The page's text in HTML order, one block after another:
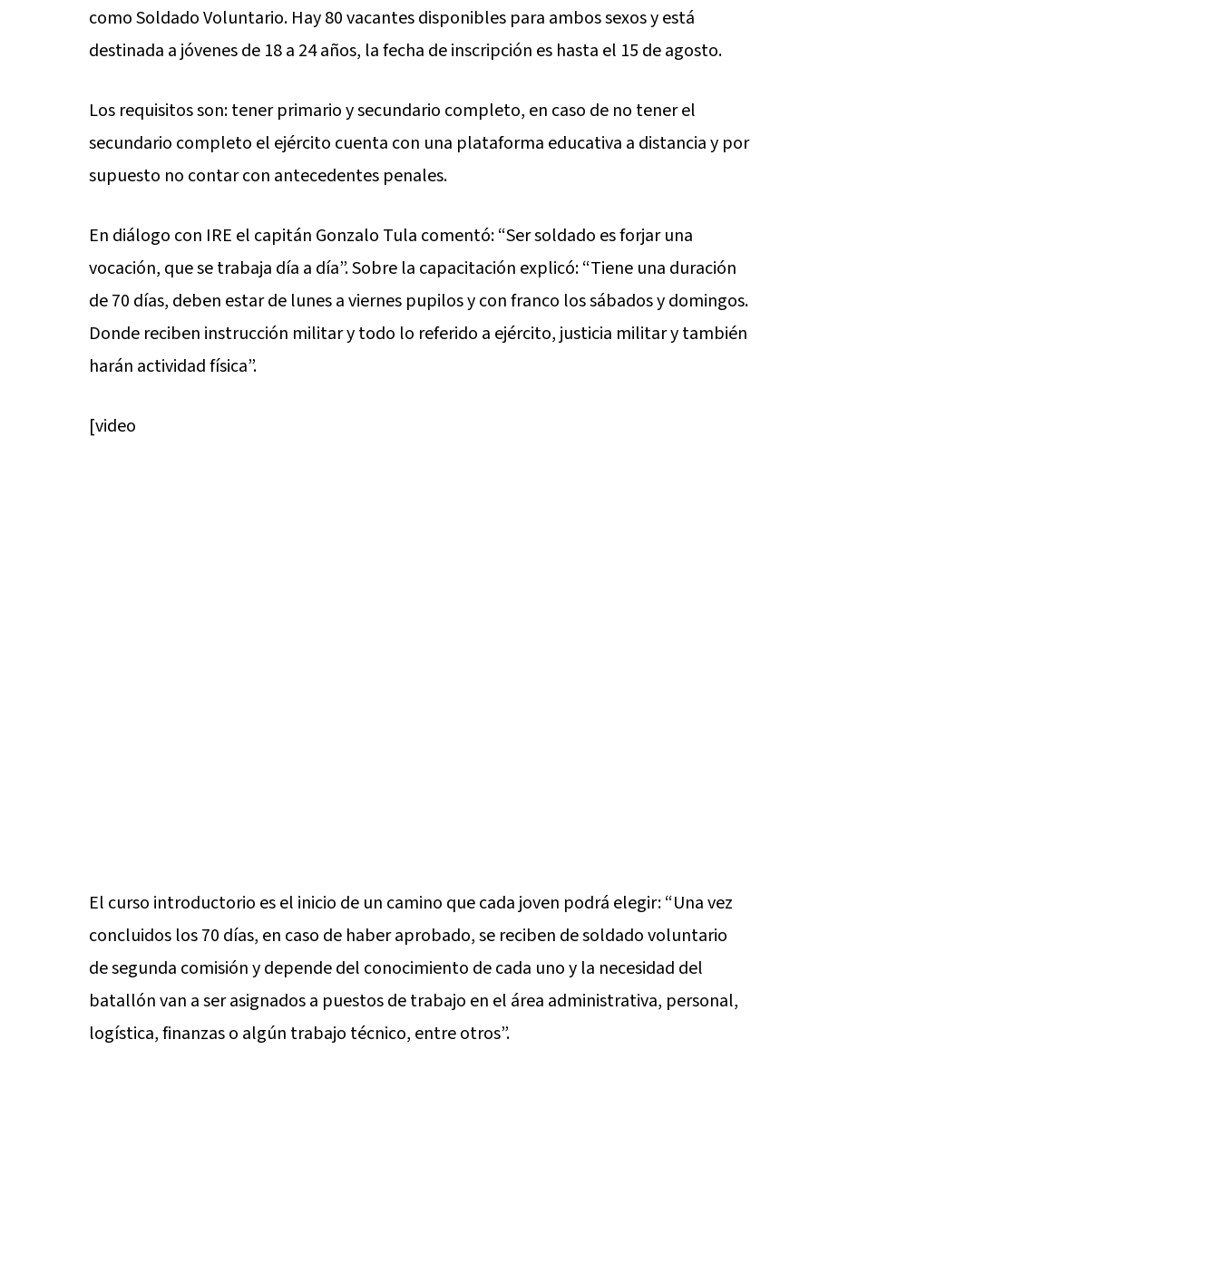
como Soldado Voluntario. Hay 80 vacantes disponibles para ambos sexos y está
destinada a jóvenes de 18 a 24 años, la fecha de inscripción es hasta el 15 de agosto.
Los requisitos son: tener primario y secundario completo, en caso de no tener el
secundario completo el ejército cuenta con una plataforma educativa a distancia y por
supuesto no contar con antecedentes penales.
En diálogo con IRE el capitán Gonzalo Tula comentó: “Ser soldado es forjar una
vocación, que se trabaja día a día”. Sobre la capacitación explicó: “Tiene una duración
de 70 días, deben estar de lunes a viernes pupilos y con franco los sábados y domingos.
Donde reciben instrucción militar y todo lo referido a ejército, justicia militar y también
harán actividad física”.
[video
El curso introductorio es el inicio de un camino que cada joven podrá elegir: “Una vez
concluidos los 70 días, en caso de haber aprobado, se reciben de soldado voluntario
de segunda comisión y depende del conocimiento de cada uno y la necesidad del
batallón van a ser asignados a puestos de trabajo en el área administrativa, personal,
logística, finanzas o algún trabajo técnico, entre otros”.